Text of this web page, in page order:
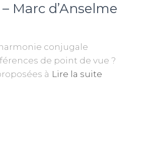
Marc d’Anselme
conjugale
de point de vue ?
à Lire la suite